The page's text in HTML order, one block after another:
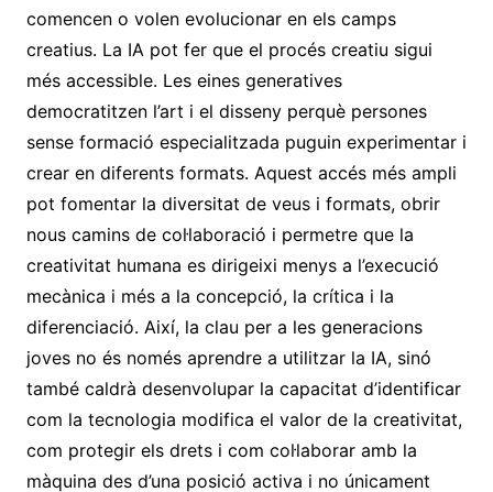
comencen o volen evolucionar en els camps
creatius. La IA pot fer que el procés creatiu sigui
més accessible. Les eines generatives
democratitzen l’art i el disseny perquè persones
sense formació especialitzada puguin experimentar i
crear en diferents formats. Aquest accés més ampli
pot fomentar la diversitat de veus i formats, obrir
nous camins de col·laboració i permetre que la
creativitat humana es dirigeixi menys a l’execució
mecànica i més a la concepció, la crítica i la
diferenciació. Així, la clau per a les generacions
joves no és només aprendre a utilitzar la IA, sinó
també caldrà desenvolupar la capacitat d’identificar
com la tecnologia modifica el valor de la creativitat,
com protegir els drets i com col·laborar amb la
màquina des d’una posició activa i no únicament